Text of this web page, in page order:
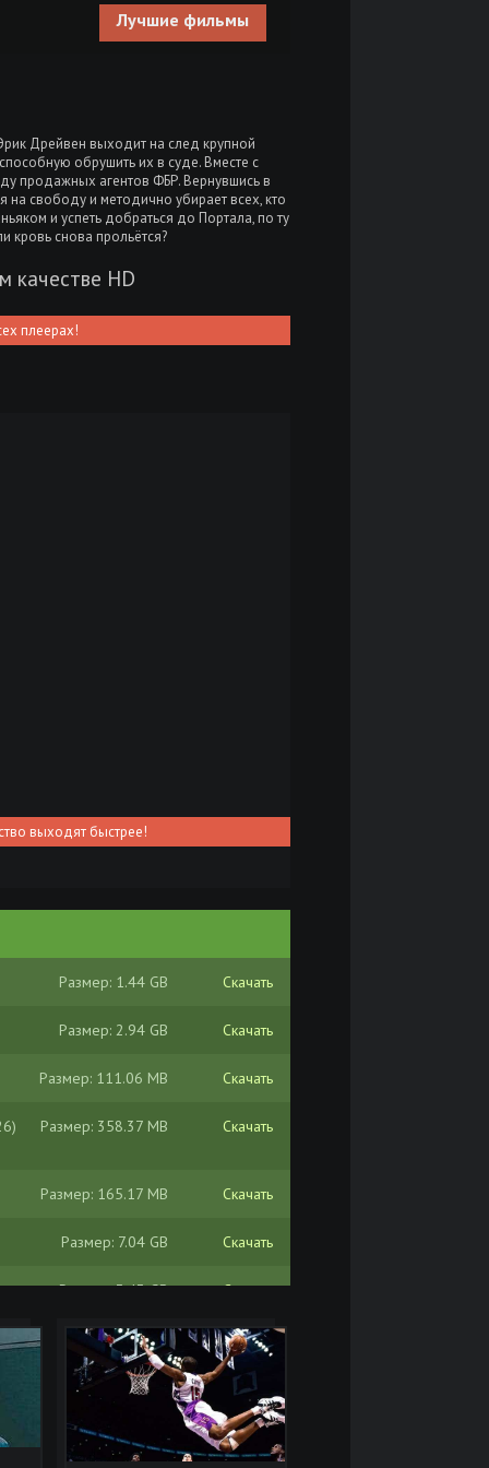
Лучшие фильмы
Дрейвен выходит на след крупной
обрушить их в суде. Вместе с
продажных агентов ФБР. Вернувшись в
на свободу и методично убирает всех, кто
и успеть добраться до Портала, по ту
кровь снова прольётся?
качестве HD
плеерах!
выходят быстрее!
Размер: 1.44 GB Скачать
Размер: 2.94 GB Скачать
Размер: 111.06 MB Скачать
Размер: 358.37 MB Скачать
Размер: 165.17 MB Скачать
Размер: 7.04 GB Скачать
Размер: 3.43 GB Скачать
Размер: 286.08 MB Скачать
Размер: 537.61 MB Скачать
Размер: 5.30 GB Скачать